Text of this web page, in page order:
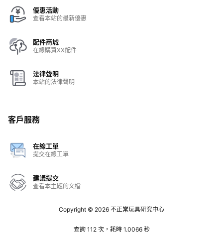
優惠活動
查看本站的最新優惠
配件商城
在線購買XX配件
法律聲明
本站的法律聲明
客戶服務
在線工單
提交在線工單
建議提交
查看本主題的文檔
Copyright © 2026 不正常玩具研究中心
查詢 112 次，耗時 1.0066 秒